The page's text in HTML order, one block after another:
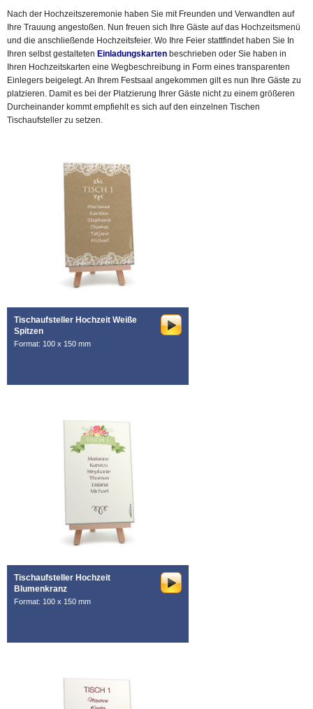
Nach der Hochzeitszeremonie haben Sie mit Freunden und Verwandten auf
Ihre Trauung angestoßen. Nun freuen sich Ihre Gäste auf das Hochzeitsmenü
und die anschließende Hochzeitsfeier. Wo Ihre Feier stattfindet haben Sie In
Ihren selbst gestalteten Einladungskarten beschrieben oder Sie haben in
Ihren Hochzeitskarten eine Wegbeschreibung in Form eines transparenten
Einlegers beigelegt. An Ihrem Festsaal angekommen gilt es nun Ihre Gäste zu
platzieren. Damit es bei der Platzierung Ihrer Gäste nicht zu einem größeren
Durcheinander kommt empfiehlt es sich auf den einzelnen Tischen
Tischaufsteller zu setzen.
Tischaufsteller Hochzeit Weiße
Spitzen
Format: 100 x 150 mm
Tischaufsteller Hochzeit
Blumenkranz
Format: 100 x 150 mm